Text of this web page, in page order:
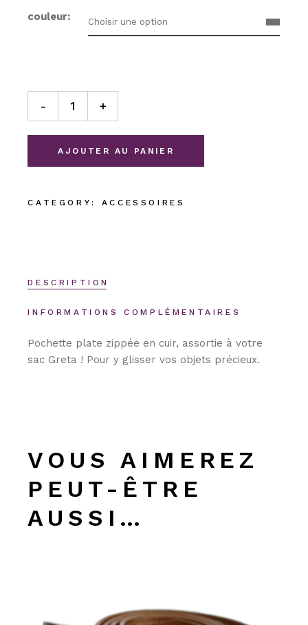
couleur Choisir une option
Pochette Greta quantity
- +
AJOUTER AU PANIER
CATEGORY: ACCESSOIRES
DESCRIPTION
INFORMATIONS COMPLÉMENTAIRES
Pochette plate zippée en cuir, assortie à votre
sac Greta ! Pour y glisser vos objets précieux.
VOUS AIMEREZ
PEUT-ÊTRE
AUSSI…